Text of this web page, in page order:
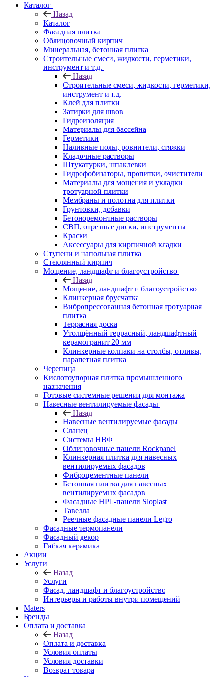
Каталог
Назад
Каталог
Фасадная плитка
Облицовочный кирпич
Минеральная, бетонная плитка
Строительные смеси, жидкости, герметики,
инструмент и т.д.
Назад
Строительные смеси, жидкости, герметики,
инструмент и т.д.
Клей для плитки
Затирки для швов
Гидроизоляция
Материалы для бассейна
Герметики
Наливные полы, ровнители, стяжки
Кладочные растворы
Штукатурки, шпаклевки
Гидрофобизаторы, пропитки, очистители
Материалы для мощения и укладки
тротуарной плитки
Мембраны и полотна для плитки
Грунтовки, добавки
Бетоноремонтные растворы
СВП, отрезные диски, инструменты
Краски
Аксессуары для кирпичной кладки
Ступени и напольная плитка
Cтеклянный кирпич
Мощение, ландшафт и благоустройство
Назад
Мощение, ландшафт и благоустройство
Клинкерная брусчатка
Вибропрессованная бетонная тротуарная
плитка
Террасная доска
Утолщённый террасный, ландшафтный
керамогранит 20 мм
Клинкерные колпаки на столбы, отливы,
парапетная плитка
Черепица
Кислотоупорная плитка промышленного
назначения
Готовые системные решения для монтажа
Навесные вентилируемые фасады
Назад
Навесные вентилируемые фасады
Сланец
Системы НВФ
Облицовочные панели Rockpanel
Клинкерная плитка для навесных
вентилируемых фасадов
Фиброцементные панели
Бетонная плитка для навесных
вентилируемых фасадов
Фасадные HPL-панели Sloplast
Тавелла
Реечные фасадные панели Legro
Фасадные термопанели
Фасадный декор
Гибкая керамика
Акции
Услуги
Назад
Услуги
Фасад, ландшафт и благоустройство
Интерьеры и работы внутри помещений
Maters
Бренды
Оплата и доставка
Назад
Оплата и доставка
Условия оплаты
Условия доставки
Возврат товара